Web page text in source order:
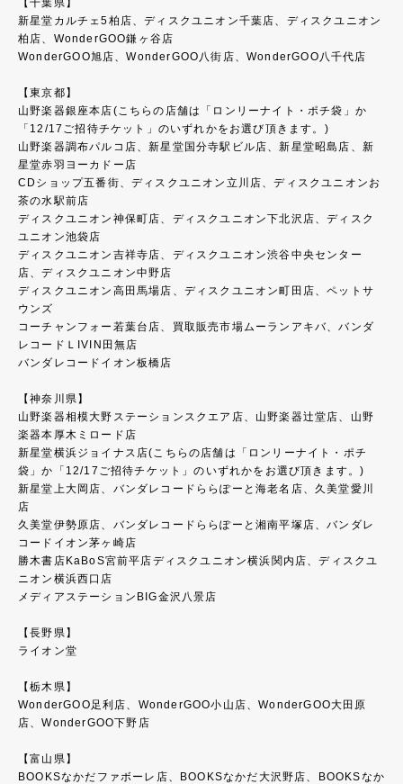
【千葉県】
新星堂カルチェ5柏店、ディスクユニオン千葉店、ディスクユニオン
柏店、WonderGOO鎌ヶ谷店
WonderGOO旭店、WonderGOO八街店、WonderGOO八千代店
【東京都】
山野楽器銀座本店(こちらの店舗は「ロンリーナイト・ポチ袋」か
「12/17ご招待チケット」のいずれかをお選び頂きます。)
山野楽器調布パルコ店、新星堂国分寺駅ビル店、新星堂昭島店、新
星堂赤羽ヨーカドー店
CDショップ五番街、ディスクユニオン立川店、ディスクユニオンお
茶の水駅前店
ディスクユニオン神保町店、ディスクユニオン下北沢店、ディスク
ユニオン池袋店
ディスクユニオン吉祥寺店、ディスクユニオン渋谷中央センター
店、ディスクユニオン中野店
ディスクユニオン高田馬場店、ディスクユニオン町田店、ペットサ
ウンズ
コーチャンフォー若葉台店、買取販売市場ムーランアキバ、バンダ
レコードＬIVIN田無店
バンダレコードイオン板橋店
【神奈川県】
山野楽器相模大野ステーションスクエア店、山野楽器辻堂店、山野
楽器本厚木ミロード店
新星堂横浜ジョイナス店(こちらの店舗は「ロンリーナイト・ポチ
袋」か「12/17ご招待チケット」のいずれかをお選び頂きます。)
新星堂上大岡店、バンダレコードららぽーと海老名店、久美堂愛川
店
久美堂伊勢原店、バンダレコードららぽーと湘南平塚店、バンダレ
コードイオン茅ヶ崎店
勝木書店KaBoS宮前平店ディスクユニオン横浜関内店、ディスクユ
ニオン横浜西口店
メディアステーションBIG金沢八景店
【長野県】
ライオン堂
【栃木県】
WonderGOO足利店、WonderGOO小山店、WonderGOO大田原
店、WonderGOO下野店
【富山県】
BOOKSなかだファボーレ店、BOOKSなかだ大沢野店、BOOKSなか